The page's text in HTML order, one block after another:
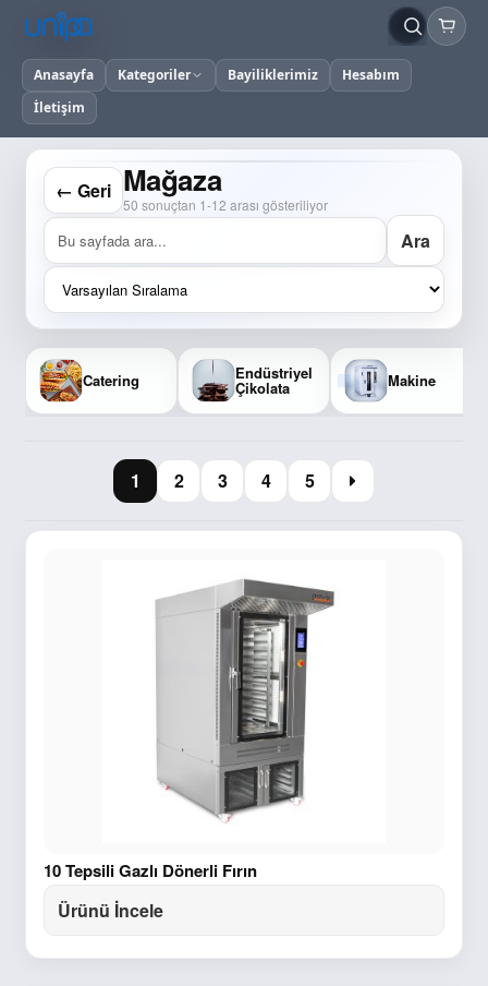
Anasayfa Kategoriler Bayiliklerimiz
Hesabım
İletişim
← Geri Mağaza
50 sonuçtan 1-12 arası gösteriliyor
Ara
Catering Endüstriyel
Çikolata Makine
1 2 3 4 5
10 Tepsili Gazlı Dönerli Fırın
Ürünü İncele